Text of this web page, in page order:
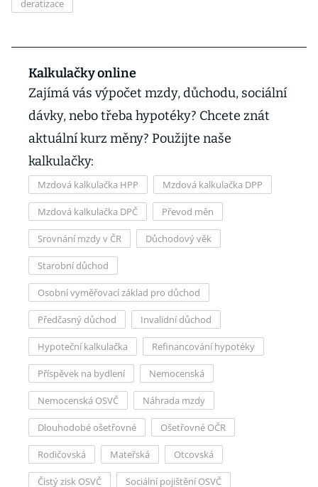
deratizace
Kalkulačky online
Zajímá vás výpočet mzdy, důchodu, sociální
dávky, nebo třeba hypotéky? Chcete znát
aktuální kurz měny? Použijte naše
kalkulačky:
Mzdová kalkulačka HPP Mzdová kalkulačka DPP
Mzdová kalkulačka DPČ Převod měn
Srovnání mzdy v ČR Důchodový věk
Starobní důchod
Osobní vyměřovací základ pro důchod
Předčasný důchod Invalidní důchod
Hypoteční kalkulačka Refinancování hypotéky
Příspěvek na bydlení Nemocenská
Nemocenská OSVČ Náhrada mzdy
Dlouhodobé ošetřovné Ošetřovné OČR
Rodičovská Mateřská Otcovská
Čistý zisk OSVČ Sociální pojištění OSVČ